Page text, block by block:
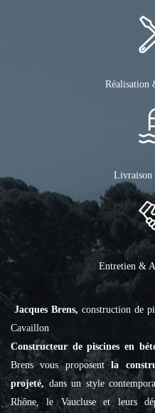
Réalisation
Livraison
Entretien &
Jacques Brens, construction de
Cavaillon
Constructeur de piscines en
Brens vous proposentla
projeté, dans un style
Rhône, le Vaucluse et leurs